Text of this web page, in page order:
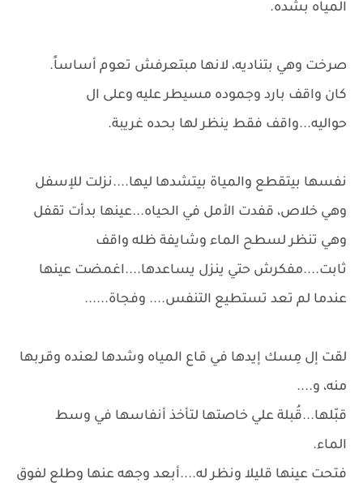
المياه بشده.
صرخت وهي بتناديه، لانها مبتعرفش تعوم أساساً.
كان واقف بارد وجموده مسيطر عليه وعلى ال
حواليه...واقف فقط ينظر لها بحده غريبة.
نفسها بيتقطع والمياة بيتشدها ليها....نزلت للإسفل
وهي خلاص، قفدت الأمل في الحياه...عينها بدأت تقفل
وهي تنظر لسطح الماء وشايفة ظله واقف
ثابت....مفكرش حتي ينزل يساعدها....اغمضت عينها
عندما لم تعد تستطيع التنفس.... وفجاة......
لقت إل مِسك إيدها في قاع المياه وشدها لعنده وقربها
منه، و....
قبّلها...قُبلة علي خاصتها لتأخذ أنفاسها في وسط
الماء.
فتحت عينها قليلا ونظر له....أبعد وجهه عنها وطلع لفوق